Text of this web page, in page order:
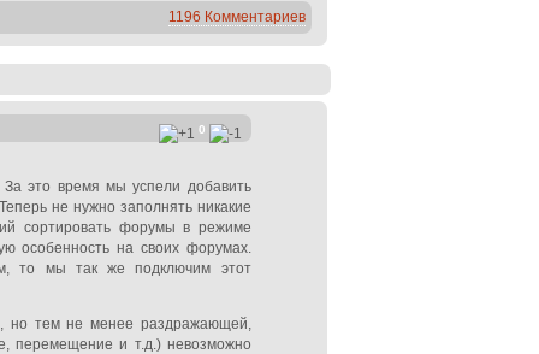
1196 Комментариев
0
это время мы успели добавить
не нужно заполнять никакие
сортировать форумы в режиме
особенность на своих форумах.
то мы так же подключим этот
но тем не менее раздражающей,
перемещение и т.д.) невозможно